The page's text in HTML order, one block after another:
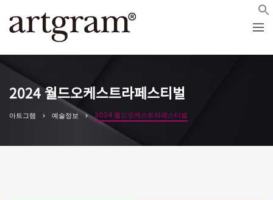
2024 월드오케스트라페스티벌
아트그램 예술정보 2024 월드오케스트라페스티벌